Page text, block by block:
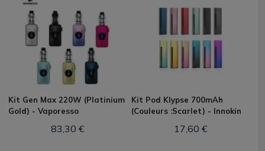
Kit Gen Max 220W (Platinium
Gold) - Vaporesso
83,30 €
Kit Pod Klypse 700mAh
(Couleurs :Scarlet) - Innokin
17,60 €